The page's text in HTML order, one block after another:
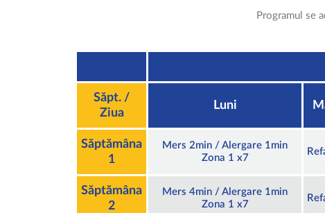
Programul se
Săpt. /
Ziua
Luni
Săptămâna
1
Mers 2min / Alergare 1min
Zona 1 x7
Săptămâna
2
Mers 4min / Alergare 1min
Zona 1 x7